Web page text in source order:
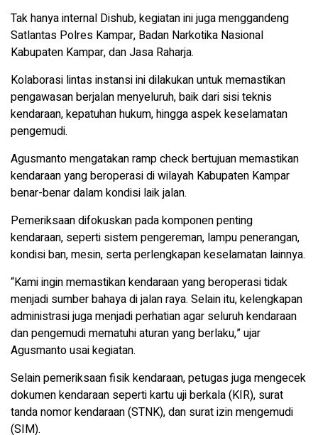
Tak hanya internal Dishub, kegiatan ini juga menggandeng
Satlantas Polres Kampar, Badan Narkotika Nasional
Kabupaten Kampar, dan Jasa Raharja.
Kolaborasi lintas instansi ini dilakukan untuk memastikan
pengawasan berjalan menyeluruh, baik dari sisi teknis
kendaraan, kepatuhan hukum, hingga aspek keselamatan
pengemudi.
Agusmanto mengatakan ramp check bertujuan memastikan
kendaraan yang beroperasi di wilayah Kabupaten Kampar
benar-benar dalam kondisi laik jalan.
Pemeriksaan difokuskan pada komponen penting
kendaraan, seperti sistem pengereman, lampu penerangan,
kondisi ban, mesin, serta perlengkapan keselamatan lainnya.
“Kami ingin memastikan kendaraan yang beroperasi tidak
menjadi sumber bahaya di jalan raya. Selain itu, kelengkapan
administrasi juga menjadi perhatian agar seluruh kendaraan
dan pengemudi mematuhi aturan yang berlaku,” ujar
Agusmanto usai kegiatan.
Selain pemeriksaan fisik kendaraan, petugas juga mengecek
dokumen kendaraan seperti kartu uji berkala (KIR), surat
tanda nomor kendaraan (STNK), dan surat izin mengemudi
(SIM).